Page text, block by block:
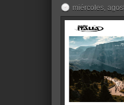
miércoles,